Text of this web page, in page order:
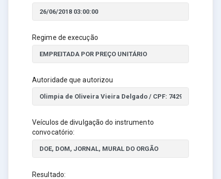
Regime de execução
Autoridade que autorizou
Veículos de divulgação do instrumento
convocatório:
Resultado: